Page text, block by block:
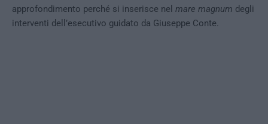
approfondimento perché si inserisce nel mare magnum degli
interventi dell’esecutivo guidato da Giuseppe Conte.